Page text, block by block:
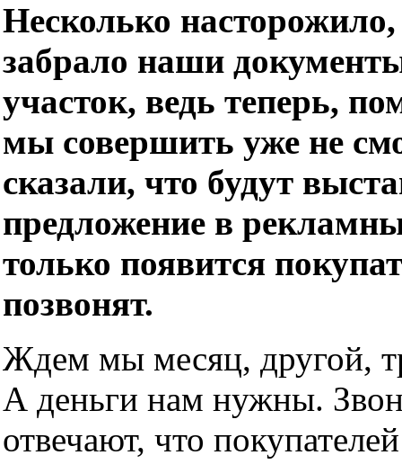
Несколько насторожило,
забрало наши
участок, ведь теперь,
мы совершить уже не
сказали, что будут
предложение в
только появится
позвонят.
Ждем мы месяц, другой,
А деньги нам нужны.
отвечают, что